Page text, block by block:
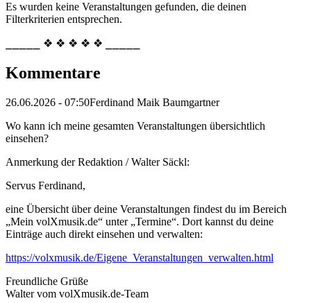
Es wurden keine Veranstaltungen gefunden, die deinen
Filterkriterien entsprechen.
⎯⎯⎯⎯⎯ ❖ ❖ ❖ ❖ ❖ ⎯⎯⎯⎯⎯
Kommentare
26.06.2026 - 07:50Ferdinand Maik Baumgartner
Wo kann ich meine gesamten Veranstaltungen übersichtlich
einsehen?
Anmerkung der Redaktion /Walter Säckl:
Servus Ferdinand,
eine Übersicht über deine Veranstaltungen findest du im Bereich
„Mein volXmusik.de“ unter „Termine“. Dort kannst du deine
Einträge auch direkt einsehen und verwalten:
https://volxmusik.de/Eigene_Veranstaltungen_verwalten.html
Freundliche Grüße
Walter vom volXmusik.de-Team